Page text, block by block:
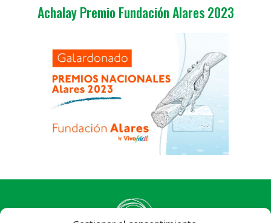
Achalay Premio Fundación Alares 2023